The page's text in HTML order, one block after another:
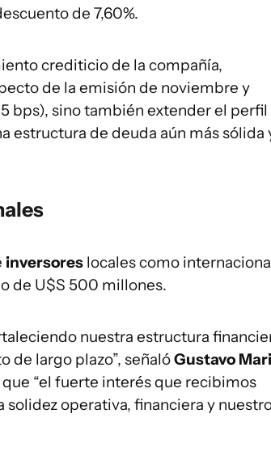
de 7,60%.
crediticio de la compañía,
de la emisión de noviembre y
bps), sino también extender el perfil
estructura de deuda aún más sólida
inversores locales como
de U$S 500 millones.
nuestra estructura
de largo plazo”, señalóGustavo
“el fuerte interés que recibimos
operativa, financiera y